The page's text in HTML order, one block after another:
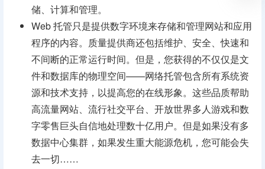
储、计算和管理。
Web 托管只是提供数字环境来存储和管理网站和应用
程序的内容。质量提供商还包括维护、安全、快速和
不间断的正常运行时间。但是，您获得的不仅仅是文
件和数据库的物理空间——网络托管包含所有系统资
源和技术支持，以提高您的在线形象。这些品质帮助
高流量网站、流行社交平台、开放世界多人游戏和数
字零售巨头自信地处理数十亿用户。但是如果没有多
数据中心集群，如果发生重大能源危机，您可能会失
去一切……